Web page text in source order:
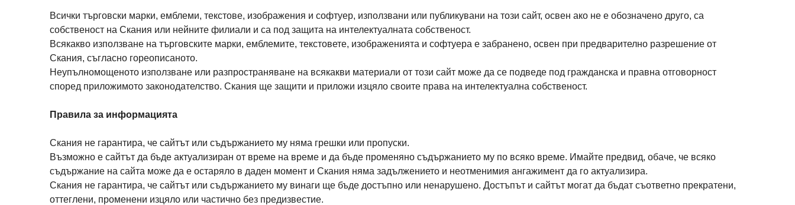
Всички търговски марки, емблеми, текстове, изображения и софтуер, използвани или публикувани на този сайт, освен ако не е обозначено друго, са
собственост на Скания или нейните филиали и са под защита на интелектуалната собственост.
Всякакво използване на търговските марки, емблемите, текстовете, изображенията и софтуера е забранено, освен при предварително разрешение от
Скания, съгласно гореописаното.
Неупълномощеното използване или разпространяване на всякакви материали от този сайт може да се подведе под гражданска и правна отговорност
според приложимото законодателство. Скания ще защити и приложи изцяло своите права на интелектуална собственост.
Правила за информацията
Скания не гарантира, че сайтът или съдържанието му няма грешки или пропуски.
Възможно е сайтът да бъде актуализиран от време на време и да бъде променяно съдържанието му по всяко време. Имайте предвид, обаче, че всяко
съдържание на сайта може да е остаряло в даден момент и Скания няма задължението и неотменимия ангажимент да го актуализира.
Скания не гарантира, че сайтът или съдържанието му винаги ще бъде достъпно или ненарушено. Достъпът и сайтът могат да бъдат съответно прекратени,
оттеглени, променени изцяло или частично без предизвестие.